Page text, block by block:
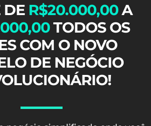
DE R$20.000,00 A
TODOS OS
COM O NOVO
DE NEGÓCIO